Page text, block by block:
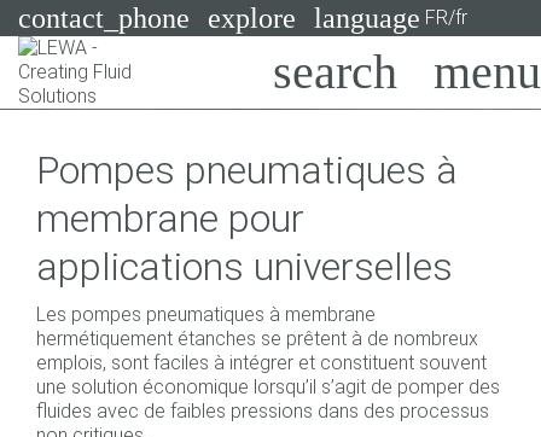
contact_phone explore language FR/fr
Systèmes
Secteurs
Applications
Services
Consulting
Pompes pneumatiques à
membrane pour
applications universelles
Les pompes pneumatiques à membrane
hermétiquement étanches se prêtent à de nombreux
emplois, sont faciles à intégrer et constituent souvent
une solution économique lorsqu’il s’agit de pomper des
fluides avec de faibles pressions dans des processus